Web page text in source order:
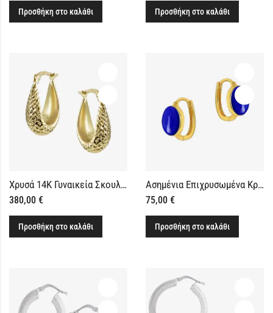
Προσθήκη στο καλάθι Προσθήκη στο καλάθι
Χρυσά 14Κ Γυναικεία Σκουλαρίκια Κρίκοι Οβάλ Διαμανταρισμένοι
380,00 €
Προσθήκη στο καλάθι
Ασημένια Επιχρυσωμένα Κρικάκια με Λάπις Λάζουλι
75,00 €
Προσθήκη στο καλάθι